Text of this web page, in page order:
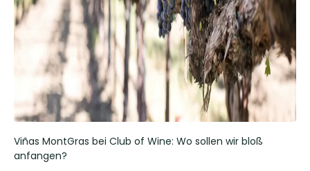
Viñas MontGras bei Club of Wine: Wo sollen wir bloß
anfangen?